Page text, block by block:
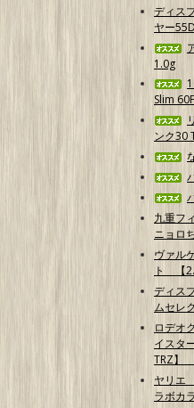
ディス
ヤー
1.0g
Slim
ンク30
九重フ
ニョロ
ヴァル
ト 【
ディス
ムセレ
ロデオ
イスタ
TRZ】
ヤリエ
ラボカ